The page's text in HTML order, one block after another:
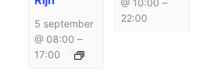
5 september
@ 08:00 –
17:00
@ 10:00 –
22:00